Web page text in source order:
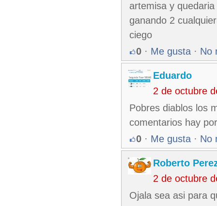
artemisa y
ganando 2
ciego
0 · Me gusta · No
Eduardo
2 de octubre
Pobres diablos los
comentarios hay
0 · Me gusta · No
Roberto
2 de octubre
Ojala sea asi para